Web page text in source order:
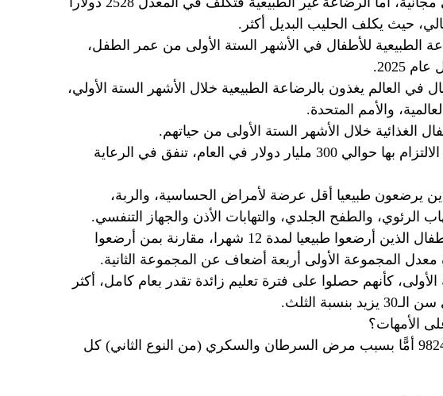
حيث يكلف الحليب البديل أكثر.
الطبيعية للأطفال في الأشهر الستة الأولى من عمر الطفل،
من الأطفال في العالم يغذون بالرضاعة الطبيعية خلال الأشهر الستة الأولي،
والأمم المتحدة.
الغذائية خلال الأشهر الستة الأولى من حياتهم.
ويمكن أن يوفر تشجيع الأمهات على الالتزام بها حوالي 300 مليار دولار في العام، تنفق في الرعاية
يرضعون طبيعيا أقل عرضة لأمراض الحساسية، والربة،
الرئوي، والطفح الجلدي، والتهابات الأذن والجهاز التنفسي.
كما تظهر أن اختبارات الذكاء لدى الأطفال الذين أرضعوا طبيعيا لمدة 12 شهرا، مقارنة بمن أرضعوا
معدل المجموعة الأولى أربعة أضعاف عن المجموعة الثانية.
كأنهم حصلوا على فترة تعليم زائدة تقدر بعام كامل، أكثر
الثلث.
الأمهات؟
تحول الرضاعة الطبيعية دون وفاة 98243 أمًّا بسبب مرض السرطان والسكري (من النوع الثاني) كل